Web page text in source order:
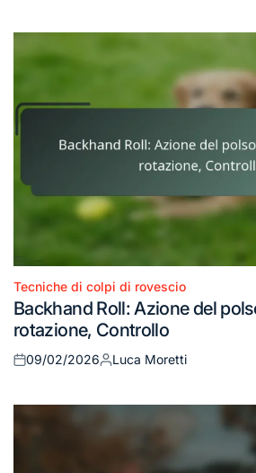
Posted
in
Tecniche di colpi di rovescio
Backhand Roll: Azione del
rotazione, Controllo
Posted
09/02/2026
Posted
Luca Moretti